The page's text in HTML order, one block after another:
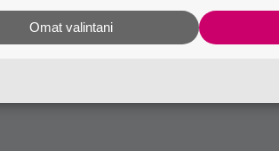
kahvitauolla puhutaan! Nappaa ajankohtaiset
tästä.
Omat valintani